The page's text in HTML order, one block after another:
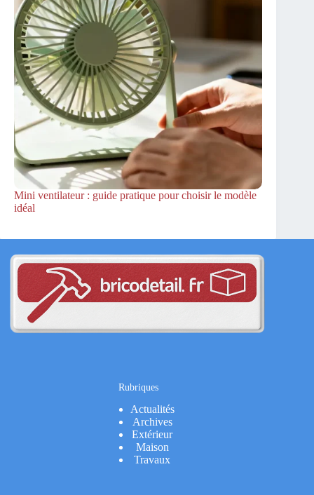
Mini ventilateur : guide pratique pour choisir le modèle
idéal
Rubriques
Actualités
Archives
Extérieur
Maison
Travaux